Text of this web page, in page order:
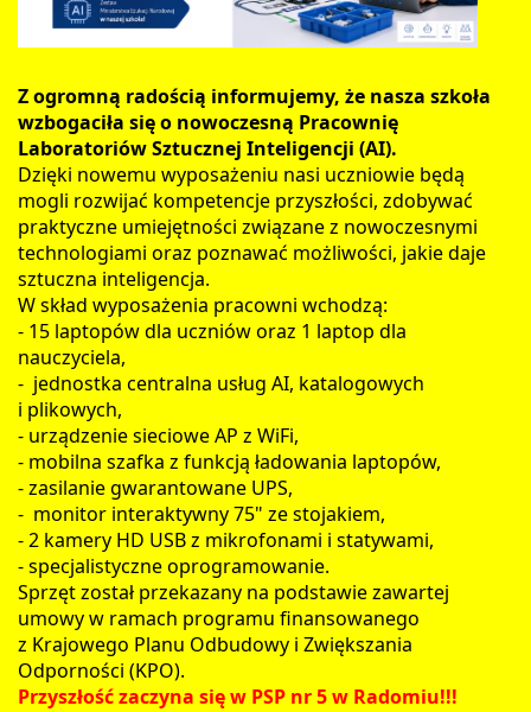
Z ogromną radością informujemy, że nasza szkoła
wzbogaciła się o nowoczesną Pracownię
Laboratoriów Sztucznej Inteligencji (AI).
Dzięki nowemu wyposażeniu nasi uczniowie będą
mogli rozwijać kompetencje przyszłości, zdobywać
praktyczne umiejętności związane z nowoczesnymi
technologiami oraz poznawać możliwości, jakie daje
sztuczna inteligencja.
W skład wyposażenia pracowni wchodzą:
- 15 laptopów dla uczniów oraz 1 laptop dla
nauczyciela,
- jednostka centralna usług AI, katalogowych
i plikowych,
- urządzenie sieciowe AP z WiFi,
- mobilna szafka z funkcją ładowania laptopów,
- zasilanie gwarantowane UPS,
- monitor interaktywny 75" ze stojakiem,
- 2 kamery HD USB z mikrofonami i statywami,
- specjalistyczne oprogramowanie.
Sprzęt został przekazany na podstawie zawartej
umowy w ramach programu finansowanego
z Krajowego Planu Odbudowy i Zwiększania
Odporności (KPO).
Przyszłość zaczyna się w PSP nr 5 w Radomiu!!!